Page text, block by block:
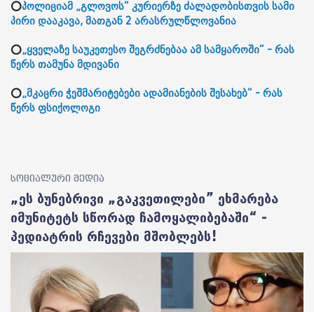
⭕პოლიციამ „გლოვოს“ კურიერზე ძალადობისთვის სამი
პირი დააკავა, მათგან 2 არასრულწლოვანია
⭕„ყველაზე საუკეთესო შეგრძნებაა ამ სამყაროში“ - რას
წერს თამუნა მდივანი
⭕„მკაცრი ჭეშმარიტებები ადამიანების შესახებ“ - რას
წერს ფსიქოლოგი
სოციალური მედია
„ეს ბუნებრივი „გაკვეთილები” ეხმარება
იმუნიტეტს სწორად ჩამოყალიბებაში“ -
პედიატრის რჩევები მშობლებს!